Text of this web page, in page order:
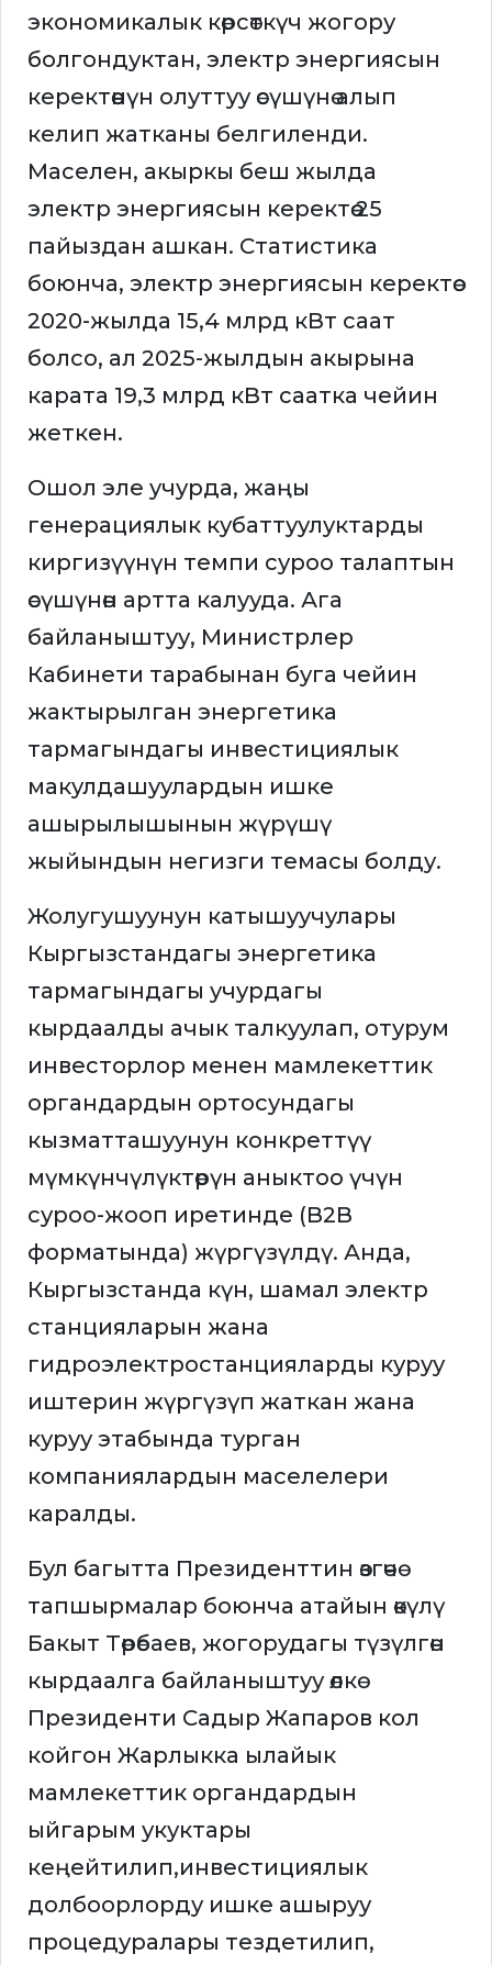
экономикалык көрсөткүч жогору
болгондуктан, электр энергиясын
керектөөнүн олуттуу өсүшүнө алып
келип жатканы белгиленди.
Маселен, акыркы беш жылда
электр энергиясын керектөө 25
пайыздан ашкан. Статистика
боюнча, электр энергиясын керектөө
2020-жылда 15,4 млрд кВт саат
болсо, ал 2025-жылдын акырына
карата 19,3 млрд кВт саатка чейин
жеткен.
Ошол эле учурда, жаңы
генерациялык кубаттуулуктарды
киргизүүнүн темпи суроо талаптын
өсүшүнөн артта калууда. Ага
байланыштуу, Министрлер
Кабинети тарабынан буга чейин
жактырылган энергетика
тармагындагы инвестициялык
макулдашуулардын ишке
ашырылышынын жүрүшү
жыйындын негизги темасы болду.
Жолугушуунун катышуучулары
Кыргызстандагы энергетика
тармагындагы учурдагы
кырдаалды ачык талкуулап, отурум
инвесторлор менен мамлекеттик
органдардын ортосундагы
кызматташуунун конкреттүү
мүмкүнчүлүктөрүн аныктоо үчүн
суроо-жооп иретинде (B2B
форматында) жүргүзүлдү. Анда,
Кыргызстанда күн, шамал электр
станцияларын жана
гидроэлектростанцияларды куруу
иштерин жүргүзүп жаткан жана
куруу этабында турган
компаниялардын маселелери
каралды.
Бул багытта Президенттин өзгөчө
тапшырмалар боюнча атайын өкүлү
Бакыт Төрөбаев, жогорудагы түзүлгөн
кырдаалга байланыштуу өлкө
Президенти Садыр Жапаров кол
койгон Жарлыкка ылайык
мамлекеттик органдардын
ыйгарым укуктары
кеңейтилип,инвестициялык
долбоорлорду ишке ашыруу
процедуралары тездетилип,